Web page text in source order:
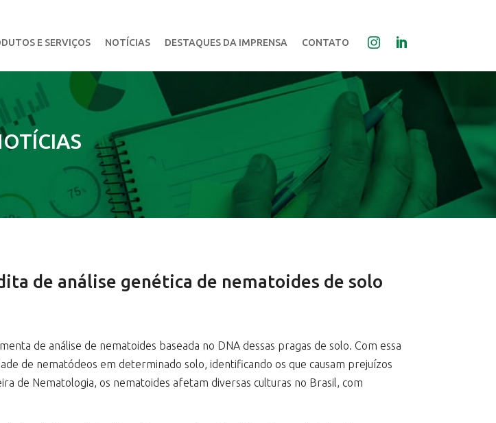
E SERVIÇOS NOTÍCIAS DESTAQUES DA IMPRENSA CONTATO
de análise genética de nematoides de solo
de análise de nematoides baseada no DNA dessas pragas de solo. Com essa
de nematódeos em determinado solo, identificando os que causam prejuízos
de Nematologia, os nematoides afetam diversas culturas no Brasil, com